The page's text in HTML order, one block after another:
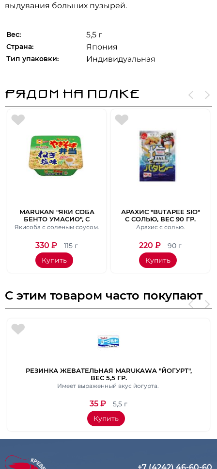
выдувания больших пузырей.
Вес: 5,5 г
Страна: Япония
Тип упаковки: Индивидуальная
РЯДОМ НА ПОЛКЕ
MARUKAN "ЯКИ СОБА
БЕНТО УМАСИО", С
АРАМАТОМ СОЛЬЮ И
ВЕС 115 ГР.
Якисоба с соленым соусом.
330 ₽
115 г
Купить
АРАХИС "BUTAPEE SIO"
С СОЛЬЮ, ВЕС 90 ГР.
Арахис с солью.
220 ₽
90 г
Купить
С этим товаром часто покупают
РЕЗИНКА ЖЕВАТЕЛЬНАЯ MARUKAWA "ЙОГУРТ",
ВЕС 5,5 ГР.
Имеет выраженный вкус йогурта.
35 ₽
5,5 г
Купить